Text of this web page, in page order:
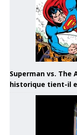
Superman vs. The
historique tient-il